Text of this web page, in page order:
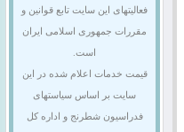
فعالیتهای این سایت تابع قوانین و
مقررات جمهوری اسلامی ایران
است.
قیمت خدمات اعلام شده در این
سایت بر اساس سیاستهای
فدراسیون شطرنج و اداره کل